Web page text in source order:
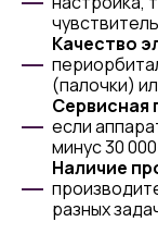
Качество
(палочки)
Сервисная
если
минус 30
Наличие
разных